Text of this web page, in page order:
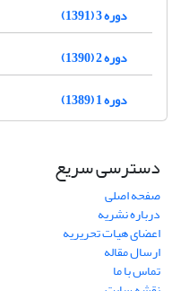
دوره 3 (1391)
دوره 2 (1390)
دوره 1 (1389)
دسترسی سریع
صفحه اصلی
درباره نشریه
اعضای هیات تحریریه
ارسال مقاله
تماس با ما